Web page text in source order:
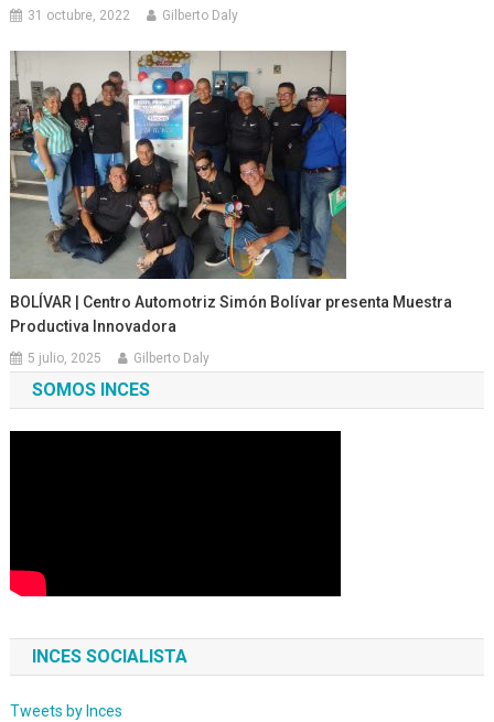
31 octubre, 2022 Gilberto Daly
BOLÍVAR | Centro Automotriz Simón Bolívar presenta Muestra
Productiva Innovadora
5 julio, 2025 Gilberto Daly
SOMOS INCES
INCES SOCIALISTA
Tweets by Inces